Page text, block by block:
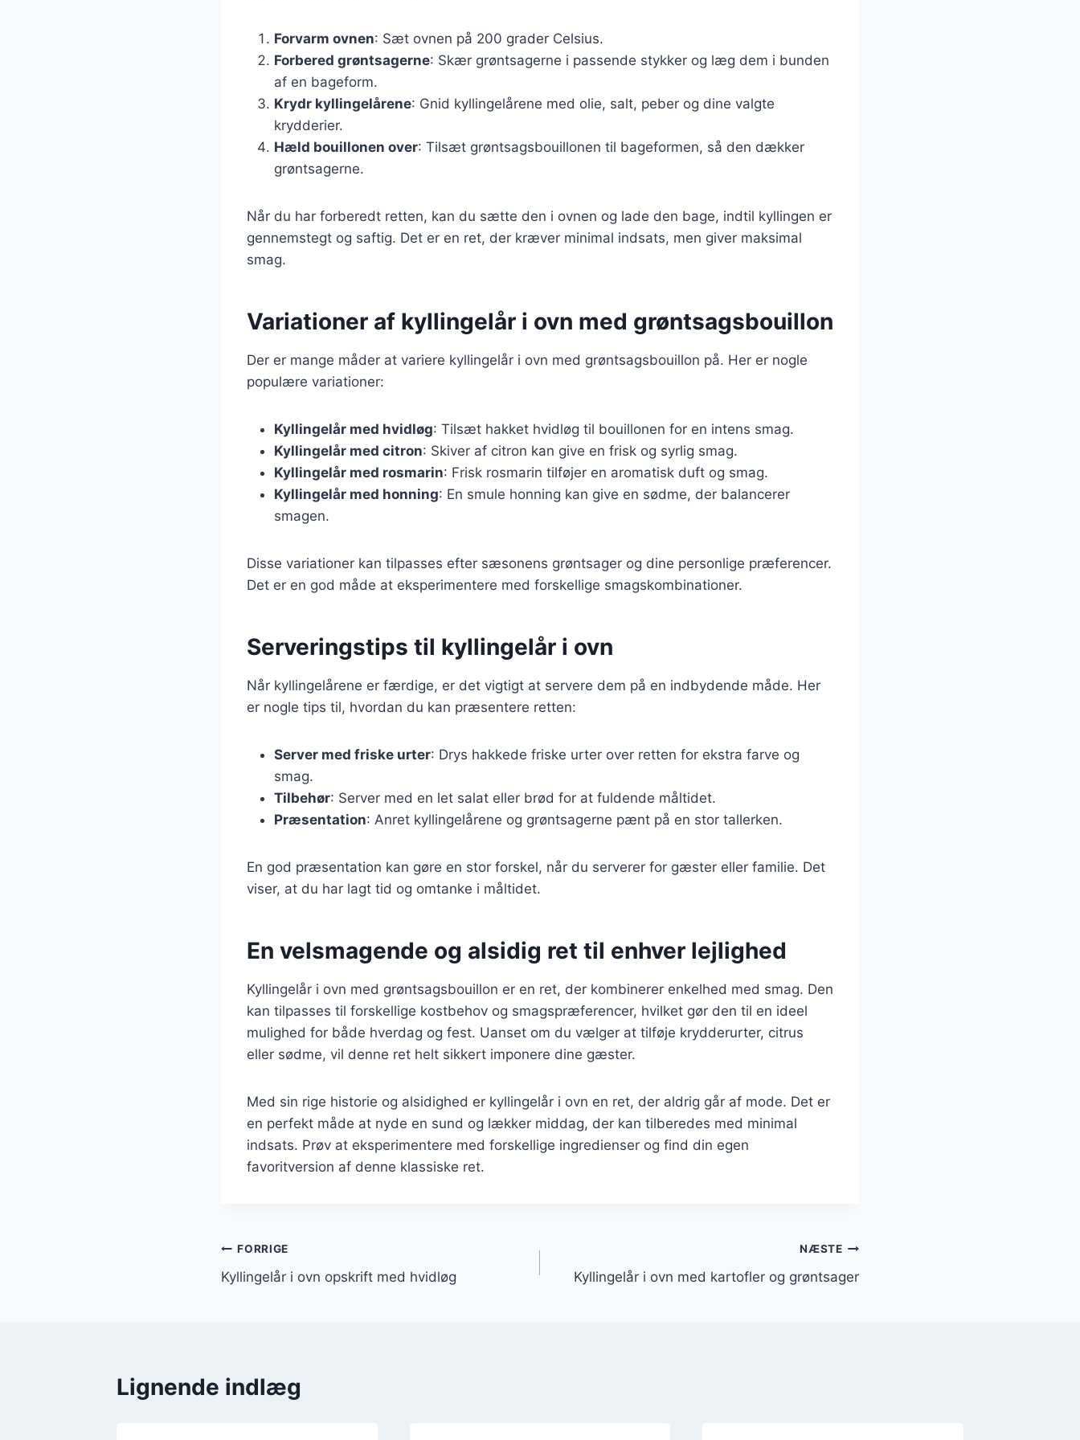
Forvarm ovnen: Sæt ovnen på 200 grader Celsius.
Forbered grøntsagerne: Skær grøntsagerne i passende stykker og læg dem i bunden
af en bageform.
Krydr kyllingelårene: Gnid kyllingelårene med olie, salt, peber og dine valgte
krydderier.
Hæld bouillonen over: Tilsæt grøntsagsbouillonen til bageformen, så den dækker
grøntsagerne.
Når du har forberedt retten, kan du sætte den i ovnen og lade den bage, indtil kyllingen er
gennemstegt og saftig. Det er en ret, der kræver minimal indsats, men giver maksimal
smag.
Variationer af kyllingelår i ovn med grøntsagsbouillon
Der er mange måder at variere kyllingelår i ovn med grøntsagsbouillon på. Her er nogle
populære variationer:
Kyllingelår med hvidløg: Tilsæt hakket hvidløg til bouillonen for en intens smag.
Kyllingelår med citron: Skiver af citron kan give en frisk og syrlig smag.
Kyllingelår med rosmarin: Frisk rosmarin tilføjer en aromatisk duft og smag.
Kyllingelår med honning: En smule honning kan give en sødme, der balancerer
smagen.
Disse variationer kan tilpasses efter sæsonens grøntsager og dine personlige præferencer.
Det er en god måde at eksperimentere med forskellige smagskombinationer.
Serveringstips til kyllingelår i ovn
Når kyllingelårene er færdige, er det vigtigt at servere dem på en indbydende måde. Her
er nogle tips til, hvordan du kan præsentere retten:
Server med friske urter: Drys hakkede friske urter over retten for ekstra farve og
smag.
Tilbehør: Server med en let salat eller brød for at fuldende måltidet.
Præsentation: Anret kyllingelårene og grøntsagerne pænt på en stor tallerken.
En god præsentation kan gøre en stor forskel, når du serverer for gæster eller familie. Det
viser, at du har lagt tid og omtanke i måltidet.
En velsmagende og alsidig ret til enhver lejlighed
Kyllingelår i ovn med grøntsagsbouillon er en ret, der kombinerer enkelhed med smag. Den
kan tilpasses til forskellige kostbehov og smagspræferencer, hvilket gør den til en ideel
mulighed for både hverdag og fest. Uanset om du vælger at tilføje krydderurter, citrus
eller sødme, vil denne ret helt sikkert imponere dine gæster.
Med sin rige historie og alsidighed er kyllingelår i ovn en ret, der aldrig går af mode. Det er
en perfekt måde at nyde en sund og lækker middag, der kan tilberedes med minimal
indsats. Prøv at eksperimentere med forskellige ingredienser og find din egen
favoritversion af denne klassiske ret.
Indlægsnavigation
FORRIGE
Kyllingelår i ovn opskrift med hvidløg
NÆSTE
Kyllingelår i ovn med kartofler og grøntsager
Lignende indlæg